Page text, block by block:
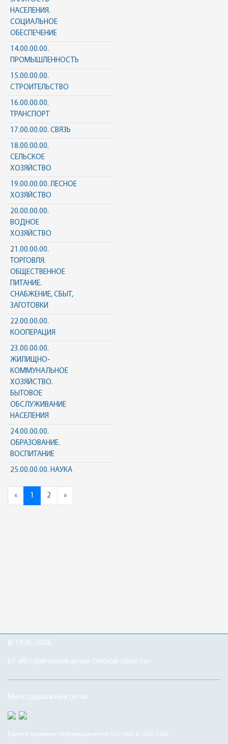
НАСЕЛЕНИЯ.
СОЦИАЛЬНОЕ
ОБЕСПЕЧЕНИЕ
14.00.00.00.
ПРОМЫШЛЕННОСТЬ
15.00.00.00.
СТРОИТЕЛЬСТВО
16.00.00.00.
ТРАНСПОРТ
17.00.00.00. СВЯЗЬ
18.00.00.00.
СЕЛЬСКОЕ
ХОЗЯЙСТВО
19.00.00.00. ЛЕСНОЕ
ХОЗЯЙСТВО
20.00.00.00.
ВОДНОЕ
ХОЗЯЙСТВО
21.00.00.00.
ТОРГОВЛЯ.
ОБЩЕСТВЕННОЕ
ПИТАНИЕ.
СНАБЖЕНИЕ, СБЫТ,
ЗАГОТОВКИ
22.00.00.00.
КООПЕРАЦИЯ
23.00.00.00.
ЖИЛИЩНО-
КОММУНАЛЬНОЕ
ХОЗЯЙСТВО.
БЫТОВОЕ
ОБСЛУЖИВАНИЕ
НАСЕЛЕНИЯ
24.00.00.00.
ОБРАЗОВАНИЕ.
ВОСПИТАНИЕ
25.00.00.00. НАУКА
«Previous
1 2 »Next
© 1920–2026
БУ «Исторический архив Омской области»
Мы в социальных сетях
Единая Архивная Информационная Система © 2022–2026